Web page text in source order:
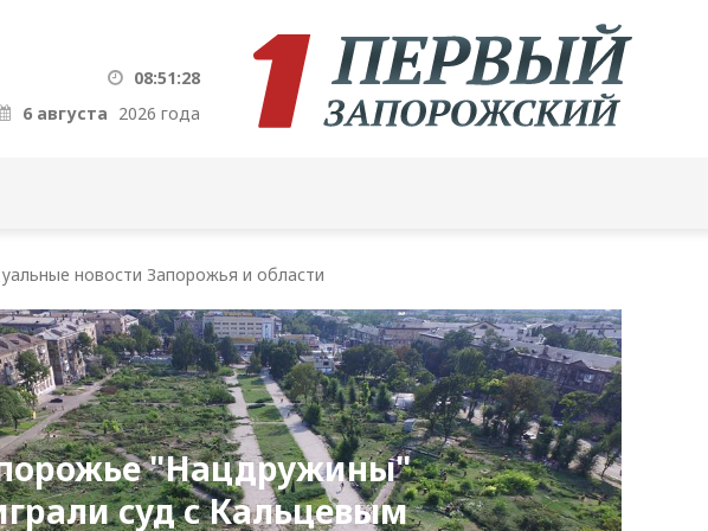
08:51:29
6 августа 2026 года
новости Запорожья и области
"Нацдружины"
суд с Кальцевым